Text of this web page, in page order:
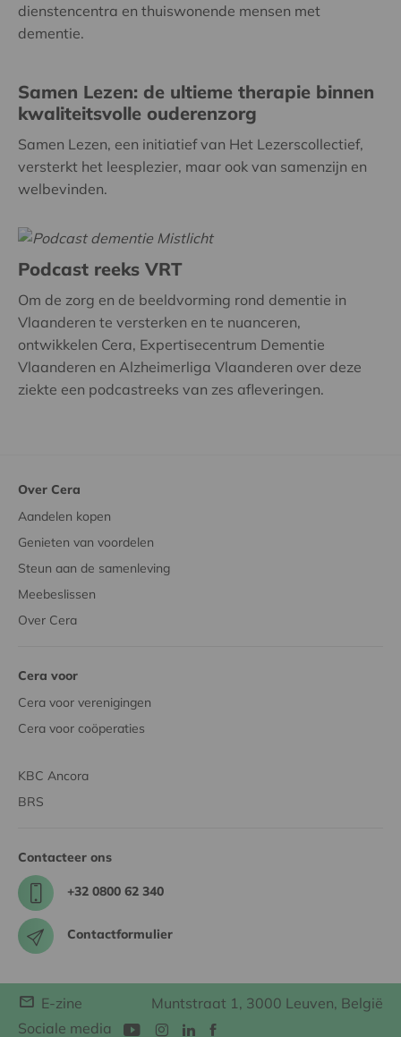
dienstencentra en thuiswonende mensen met
dementie.
Samen Lezen: de ultieme therapie binnen
kwaliteitsvolle ouderenzorg
Samen Lezen, een initiatief van Het Lezerscollectief,
versterkt het leesplezier, maar ook van samenzijn en
welbevinden.
Podcast reeks VRT
Om de zorg en de beeldvorming rond dementie in
Vlaanderen te versterken en te nuanceren,
ontwikkelen Cera, Expertisecentrum Dementie
Vlaanderen en Alzheimerliga Vlaanderen over deze
ziekte een podcastreeks van zes afleveringen.
Over Cera
Aandelen kopen
Genieten van voordelen
Steun aan de samenleving
Meebeslissen
Over Cera
Cera voor
Cera voor verenigingen
Cera voor coöperaties
KBC Ancora
BRS
Contacteer ons
+32 0800 62 340
Contactformulier
E-zine
Muntstraat 1, 3000 Leuven, België
Sociale media